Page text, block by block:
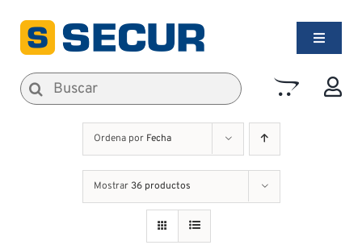
contenido
Toggle
Alarmas de Seguridad
Incendios
Buscar:
Ordena por Fecha
Mostrar36 productos